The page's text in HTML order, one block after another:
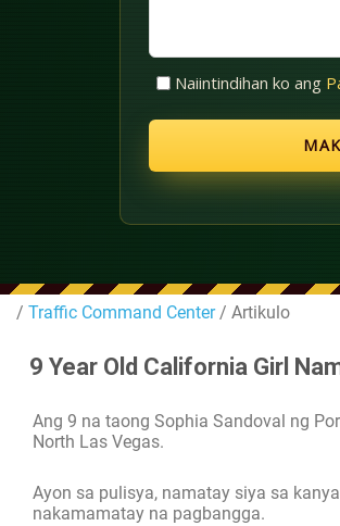
Walang
Naiintindihan ko ang
/ Traffic Command Center/ Artikulo
9 Year Old California Girl
Ang 9 na taong Sophia Sandoval ng
North Las Vegas.
Ayon sa pulisya, namatay siya sa
nakamamatay na pagbangga.